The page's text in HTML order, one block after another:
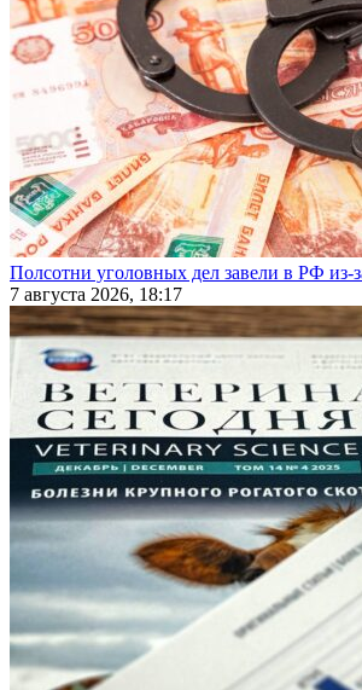
Полсотни уголовных дел завели в РФ из-
7 августа 2026, 18:17